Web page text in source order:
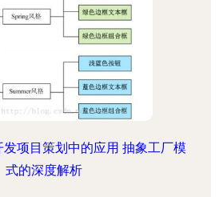
项目策划中的应用 抽象工厂模
式的深度解析